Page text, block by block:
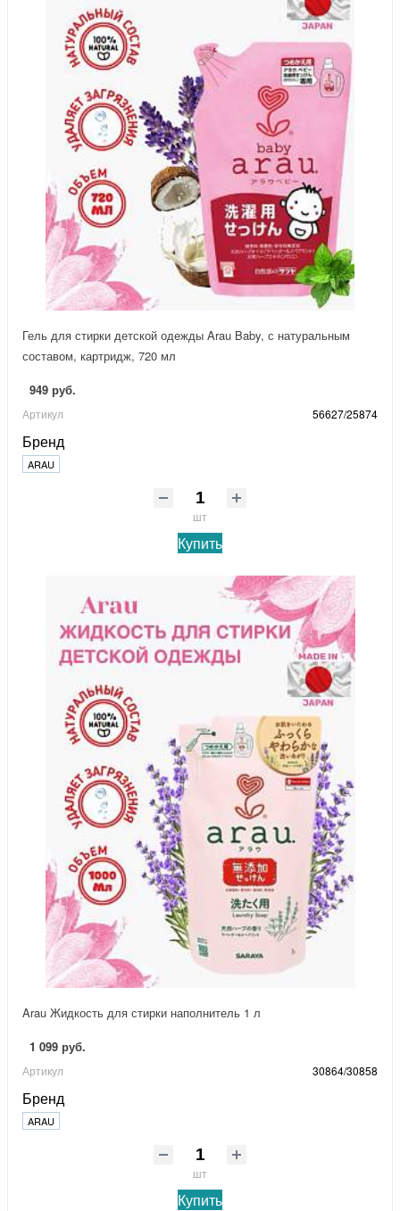
Гель для стирки детской одежды Arau Baby, с натуральным
составом, картридж, 720 мл
949 руб.
Артикул 56627/25874
Бренд
ARAU
шт
Купить
Arau Жидкость для стирки наполнитель 1 л
1 099 руб.
Артикул 30864/30858
Бренд
ARAU
шт
Купить